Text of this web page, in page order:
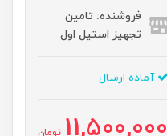
فروشنده: تامین
تجهیز استیل اول
آماده ارسال
تومان